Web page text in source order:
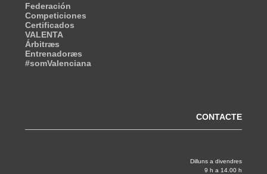
Federación
Competiciones
Certificados
VALENTA
Árbitræs
Entrenadoræs
#somValenciana
CONTACTE
Dilluns a divendres
9 h a 14.00 h